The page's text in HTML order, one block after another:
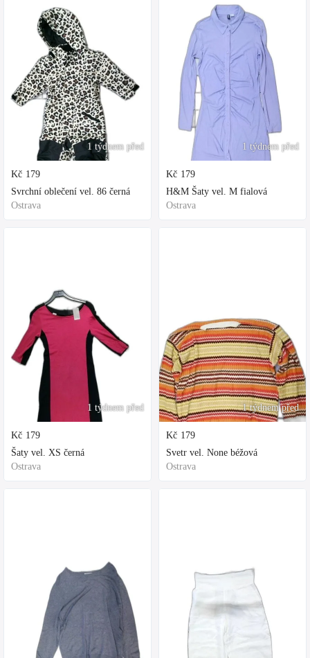
1 týdnem před
Kč 179
Svrchní oblečení vel. 86 černá
Ostrava
1 týdnem před
Kč 179
Šaty vel. XS černá
Ostrava
1 týdnem před
Kč 179
H&M Šaty vel. M fialová
Ostrava
1 týdnem před
Kč 179
Svetr vel. None béžová
Ostrava